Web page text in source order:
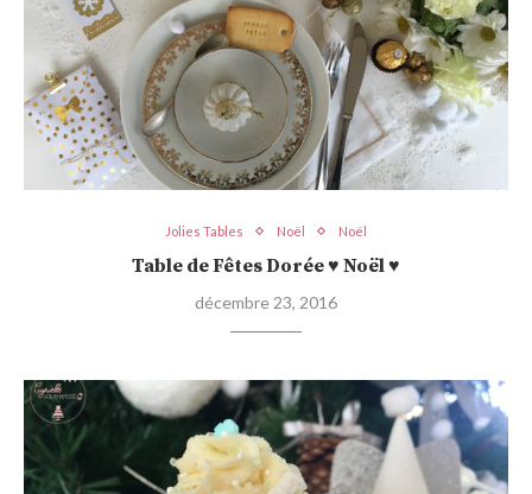
Jolies Tables Noël Noël
Table de Fêtes Dorée ♥ Noël ♥
décembre 23, 2016